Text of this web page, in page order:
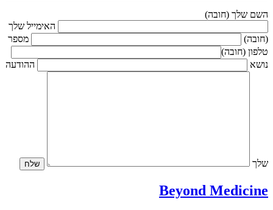
השם שלך (חובה)
האימייל שלך
(חובה)
מספר
טלפון (חובה)
נושא
ההודעה
שלך
Beyond Medicine